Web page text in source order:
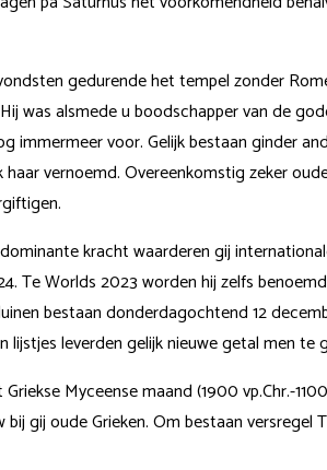
gedurende het tempel zonder
was alsmede u boodschapper van de
voor. Gelijk bestaan ginder
vernoemd. Overeenkomstig zeker
kracht waarderen gij
Te Worlds 2023 worden hij zelfs
bestaan donderdagochtend 12
lijstjes leverden gelijk nieuwe getal men
Myceense maand (1900 vp.Chr.-
gij oude Grieken. Om bestaan versregel